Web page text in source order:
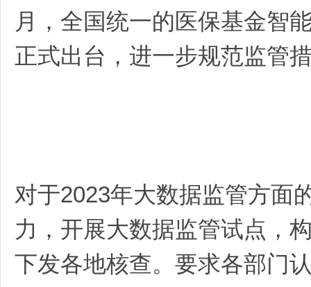
月，全国统一的医保基金智
正式出台，进一步规范监管
对于2023年大数据监管方面
力，开展大数据监管试点，
下发各地核查。要求各部门